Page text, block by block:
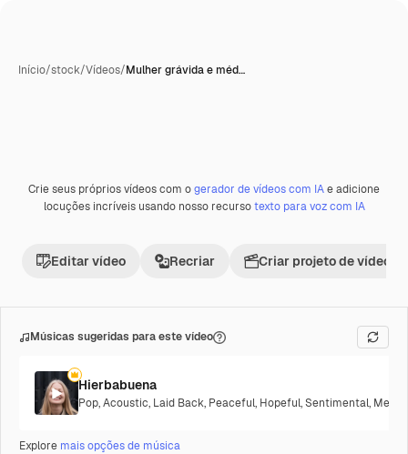
Início/stock/Vídeos/Mulher grávida e méd…
Premium
Crie seus próprios vídeos com ogerador de vídeos com IAe adicione
locuções incríveis usando nosso recursotexto para voz com IA
Editar vídeo Recriar Criar projeto de vídeo
Músicas sugeridas para este vídeo
Hierbabuena
Pop,Acoustic, Laid Back, Peaceful, Hopeful,Sentimental,
Explore mais opções de música